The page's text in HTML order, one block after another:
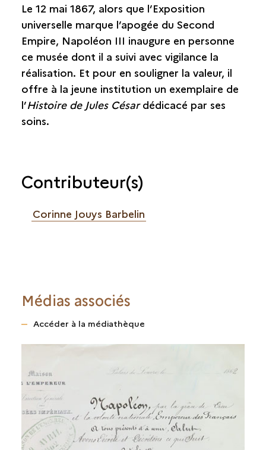
Le 12 mai 1867, alors que l’Exposition
universelle marque l’apogée du Second
Empire, Napoléon III inaugure en personne
ce musée dont il a suivi avec vigilance la
réalisation. Et pour en souligner la valeur, il
offre à la jeune institution un exemplaire de
l’Histoire de Jules Césardédicacé par ses
soins.
Contributeur(s)
Corinne Jouys Barbelin
Médias associés
Accéder à la médiathèque